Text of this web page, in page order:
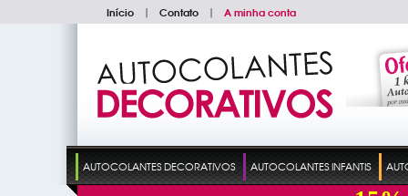
Início | Contato | A minha conta
AUTOCOLANTES DECORATIVOS AUTOCOLANTES INFANTIS